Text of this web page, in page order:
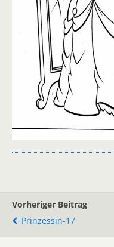
Vorheriger Beitrag
Prinzessin-17